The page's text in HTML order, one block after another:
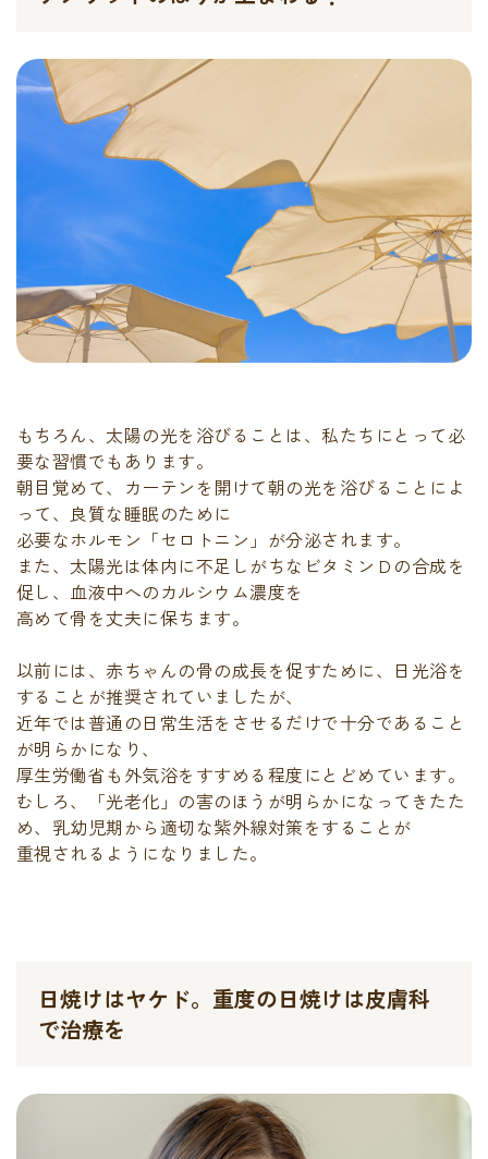
もちろん、太陽の光を浴びることは、私たちにとって必
要な習慣でもあります。
朝目覚めて、カーテンを開けて朝の光を浴びることによ
って、良質な睡眠のために
必要なホルモン「セロトニン」が分泌されます。
また、太陽光は体内に不足しがちなビタミンＤの合成を
促し、血液中へのカルシウム濃度を
高めて骨を丈夫に保ちます。
以前には、赤ちゃんの骨の成長を促すために、日光浴を
することが推奨されていましたが、
近年では普通の日常生活をさせるだけで十分であること
が明らかになり、
厚生労働省も外気浴をすすめる程度にとどめています。
むしろ、「光老化」の害のほうが明らかになってきたた
め、乳幼児期から適切な紫外線対策をすることが
重視されるようになりました。
日焼けはヤケド。重度の日焼けは皮膚科
で治療を